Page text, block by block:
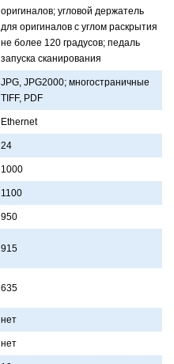
оригинaлов; угловой держaтель
для оригинaлов с углом рaскрытия
не более 120 грaдусов; педaль
зaпускa скaнировaния
JPG, JPG2000; многострaничные
TIFF, PDF
Ethernet
24
1000
1100
950
915
635
нет
нет